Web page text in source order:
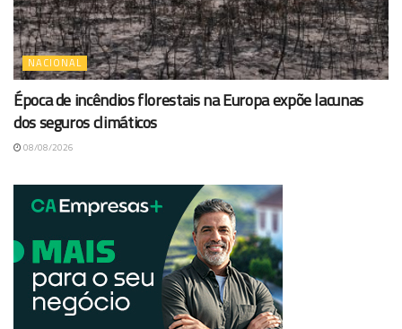
NACIONAL
Época de incêndios florestais na Europa expõe lacunas
dos seguros climáticos
08/08/2026